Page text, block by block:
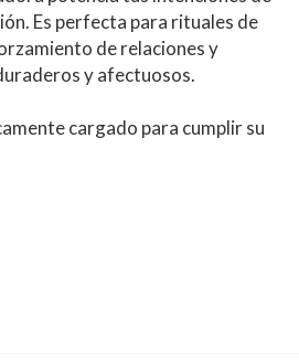
Es perfecta para rituales de
de relaciones y
y afectuosos.
cargado para cumplir su